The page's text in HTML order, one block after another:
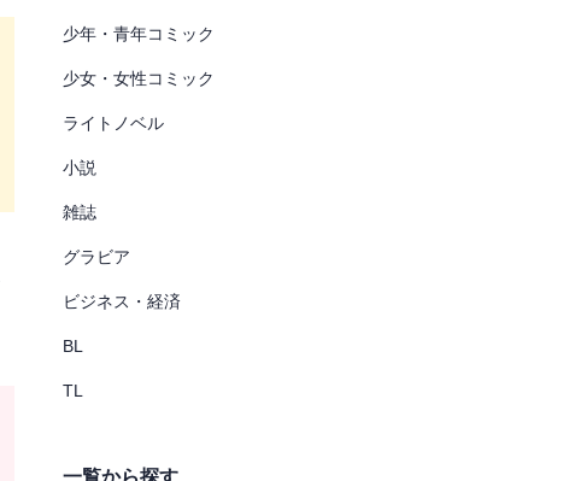
少年・青年コミック
少女・女性コミック
ライトノベル
小説
雑誌
グラビア
ビジネス・経済
BL
TL
一覧から探す